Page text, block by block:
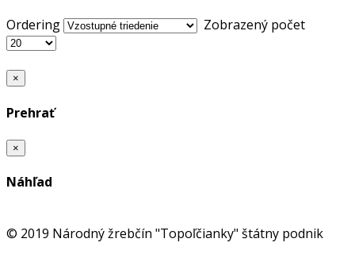
Ordering Zobrazený počet
×
Prehrať
×
Náhľad
© 2019 Národný žrebčín "Topoľčianky" štátny podnik